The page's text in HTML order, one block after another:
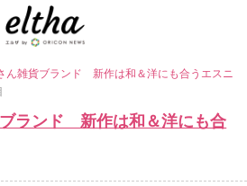
ん雑貨ブランド 新作は和＆洋にも合うエスニ
ランド 新作は和＆洋にも合